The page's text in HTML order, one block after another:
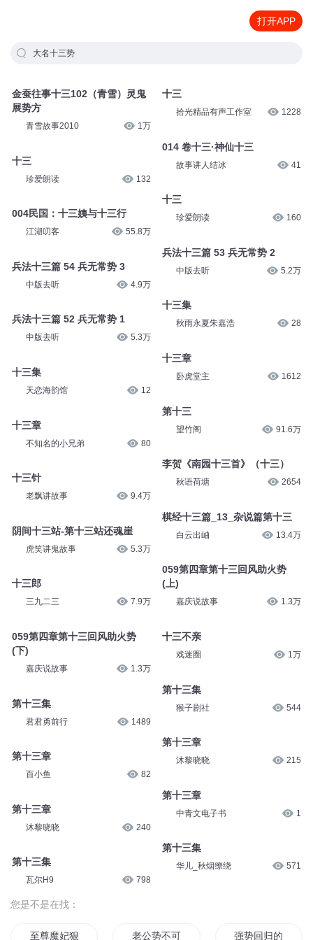
打开APP
大名十三势
金蚕往事十三102（青雪）灵鬼
展势方
青雪故事2010 1万
十三
珍爱朗读 132
004民国：十三姨与十三行
江湖叨客 55.8万
兵法十三篇 54 兵无常势 3
中版去听 4.9万
兵法十三篇 52 兵无常势 1
中版去听 5.3万
十三集
天恋海韵馆 12
十三章
不知名的小兄弟 80
十三针
老飘讲故事 9.4万
阴间十三站-第十三站还魂崖
虎笑讲鬼故事 5.3万
十三郎
三九二三 7.9万
059第四章第十三回风助火势
(下)
嘉庆说故事 1.3万
第十三集
君君勇前行 1489
第十三章
百小鱼 82
第十三章
沐黎晓晓 240
第十三集
瓦尔H9 798
十三
拾光精品有声工作室 1228
014 卷十三·神仙十三
故事讲人结冰 41
十三
珍爱朗读 160
兵法十三篇 53 兵无常势 2
中版去听 5.2万
十三集
秋雨永夏朱嘉浩 28
十三章
卧虎堂主 1612
第十三
望竹阁 91.6万
李贺《南园十三首》（十三）
秋语荷塘 2654
棋经十三篇_13_杂说篇第十三
白云出岫 13.4万
059第四章第十三回风助火势
(上)
嘉庆说故事 1.3万
十三不亲
戏迷圈 1万
第十三集
猴子剧社 544
第十三章
沐黎晓晓 215
第十三章
中青文电子书 1
第十三集
华儿_秋烟缭绕 571
您是不是在找：
至尊魔妃狠强势 老公势不可挡 强势回归的他